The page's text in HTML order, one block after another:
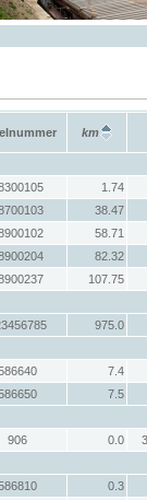
km
1.74
38.47
58.71
82.32
107.75
975.0
7.4
7.5
906 0.0
0.3